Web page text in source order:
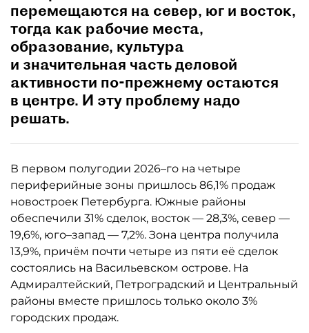
образование, культура
и значительная часть деловой
активности по‑прежнему остаются
в центре. И эту проблему надо
решать.
В первом полугодии 2026–го на четыре
новостроек Петербурга. Южные районы
обеспечили 31% сделок, восток — 28,3%, север —
19,6%, юго–запад — 7,2%. Зона центра получила
13,9%, причём почти четыре из пяти её сделок
состоялись на Васильевском острове. На
Адмиралтейский, Петроградский и Центральный
районы вместе пришлось только около 3%
городских продаж.
Рынок жилья, таким образом, уже сформировал